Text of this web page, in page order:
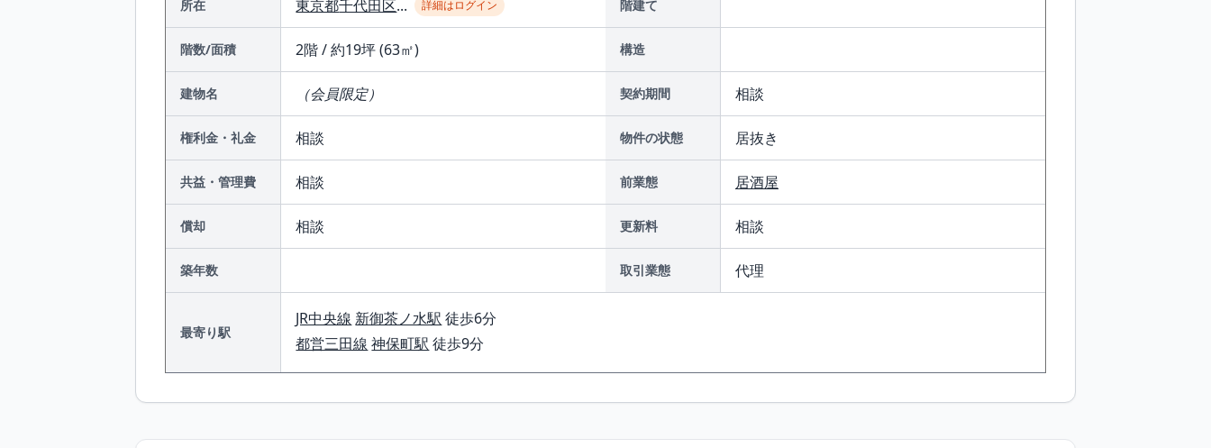
所在 東京都千代田区... 詳細はログイン 階建て
階数/面積 2階 / 約19坪 (63㎡) 構造
建物名 （会員限定） 契約期間 相談
権利金・礼金 相談 物件の状態 居抜き
共益・管理費 相談 前業態 居酒屋
償却 相談 更新料 相談
築年数 取引業態 代理
最寄り駅
JR中央線 新御茶ノ水駅 徒歩6分
都営三田線 神保町駅 徒歩9分